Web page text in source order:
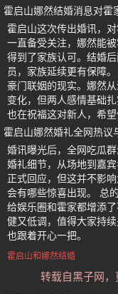
霍启山娜然结婚消息对霍
霍启山这次传出婚讯，
一直备受关注，娜然能
得到了家族认可。结婚
员，家族延续更有保障
豪门联姻的现实。娜然
变化，但两人感情基础
也在祝福这对新人，希望
霍启山娜然婚礼全网热议
婚讯曝光后，全网吃瓜
婚礼细节，从场地到嘉
正式回应，但这并不影
会有哪些惊喜出现。 总
给娱乐圈和霍家都增添
健又低调，值得大家持
也跟着开心一把。
霍启山和娜然结婚
转载自黑子网